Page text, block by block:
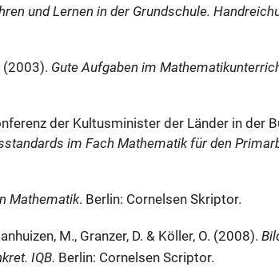
und Lernen in der Grundschule.
(2003). Gute Aufgaben im
der Kultusminister der Länder in der
im Fach Mathematik für den
Mathematik. Berlin: Cornelsen Skriptor.
M., Granzer, D. & Köller, O. (2008).
IQB. Berlin: Cornelsen Scriptor.